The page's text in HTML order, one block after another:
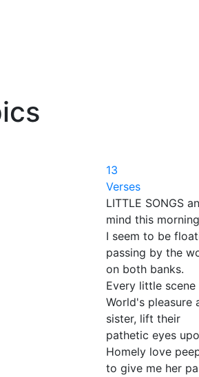
13
Verses
LITTLE SONGS
mind this
I seem to be
passing by the
on both banks.
Every little
World's pleasure
sister, lift their
pathetic eyes
Homely love
to give me her